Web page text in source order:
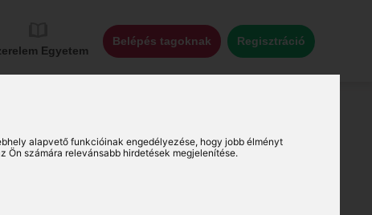
alapvető funkcióinak engedélyezése, hogy jobb élményt
Ön számára relevánsabb hirdetések megjelenítése.
Egyetem
Belépés tagoknak Regisztráció